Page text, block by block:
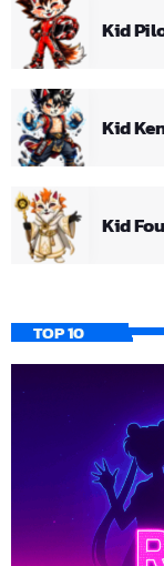
Kid
Kid
Kid
TOP 10